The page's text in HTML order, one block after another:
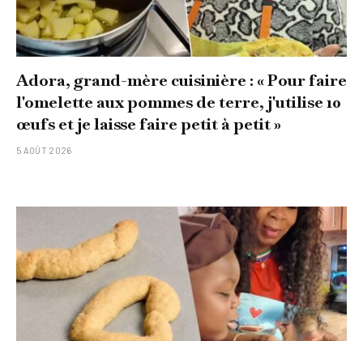
Adora, grand-mère cuisinière : « Pour faire
l'omelette aux pommes de terre, j'utilise 10
œufs et je laisse faire petit à petit »
5 AOÛT 2026